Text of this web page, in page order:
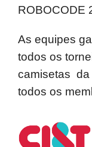
ROBOCODE
As equipes
todos os
camisetas da
todos os